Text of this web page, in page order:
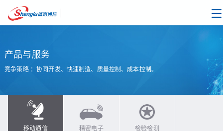
产品与服务
竞争策略 ：协同开发、快速制造、质量控制、成本控制。
移动通信 精密电子 检验检测